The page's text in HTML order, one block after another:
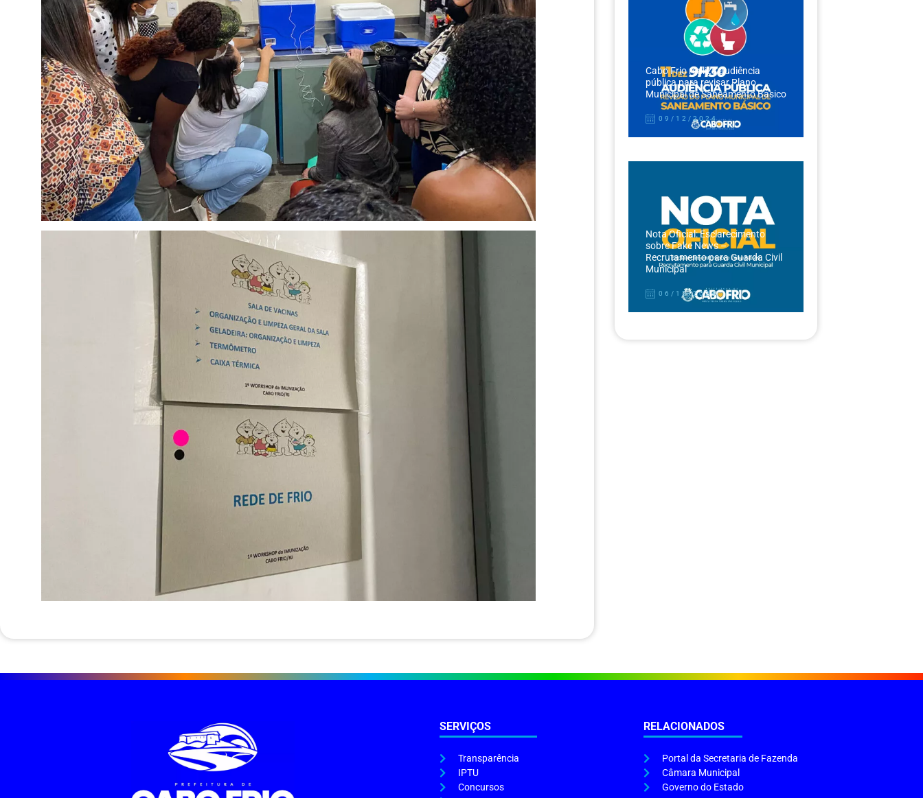
Cabo Frio realiza audiência
pública para revisar Plano
Municipal de Saneamento Básico
09/12/2024
Nota Oficial: Esclarecimento
sobre Fake News –
Recrutamento para Guarda Civil
Municipal
06/12/2024
SERVIÇOS
Transparência
IPTU
Concursos
RELACIONADOS
Portal da Secretaria de Fazenda
Câmara Municipal
Governo do Estado